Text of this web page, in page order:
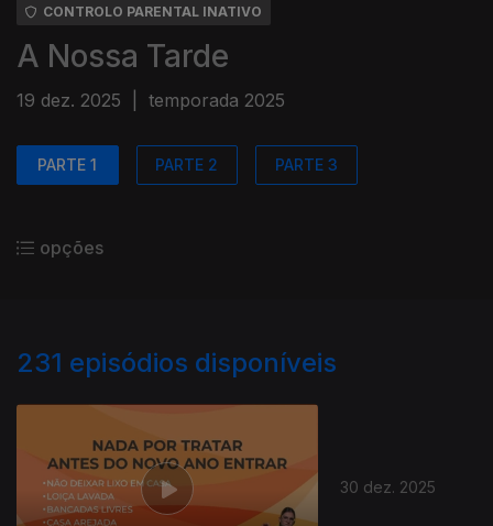
CONTROLO PARENTAL INATIVO
A Nossa Tarde
19 dez. 2025 temporada 2025
PARTE 1 PARTE 2 PARTE 3
opções
231 episódios disponíveis
30 dez. 2025